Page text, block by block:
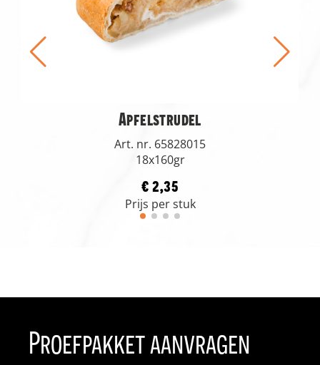
Apfelstrudel
Art. nr. 65828015
18x160gr
€ 2,35
Prijs per stuk
Proefpakket aanvragen